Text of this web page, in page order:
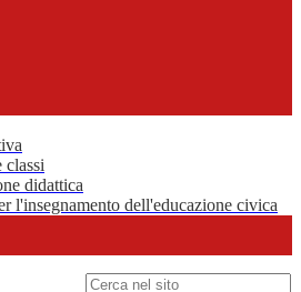
classi
didattica
l'insegnamento dell'educazione civica